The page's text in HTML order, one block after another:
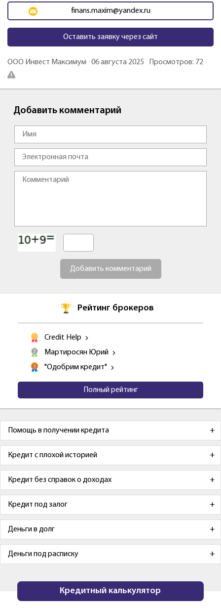
finans.maxim@yandex.ru
Оставить заявку через сайт
ООО Инвест Максимум 06 августа 2025 Просмотров: 72
Добавить комментарий
Добавить комментарий
Рейтинг брокеров
Credit Help
Мартиросян Юрий
"Одобрим кредит"
Полный рейтинг
Помощь в получении кредита
Кредит с плохой историей
Кредит без справок о доходах
Кредит под залог
Деньги в долг
Деньги под расписку
Кредитный калькулятор